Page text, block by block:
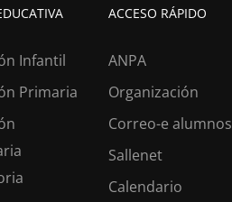
Infantil
Primaria
ACCESO RÁPIDO
ANPA
Organización
Correo-e alumnos
Sallenet
Calendario